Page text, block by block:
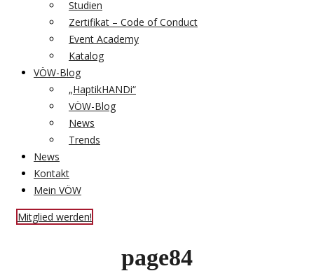
Studien
Zertifikat – Code of Conduct
Event Academy
Katalog
VÖW-Blog
„HaptikHANDi“
VÖW-Blog
News
Trends
News
Kontakt
Mein VÖW
Mitglied werden!
page84